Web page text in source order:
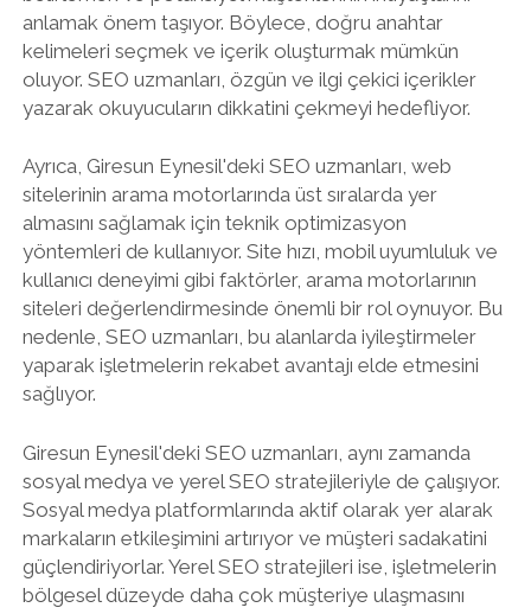
anlamak önem taşıyor. Böylece, doğru anahtar
kelimeleri seçmek ve içerik oluşturmak mümkün
oluyor. SEO uzmanları, özgün ve ilgi çekici içerikler
yazarak okuyucuların dikkatini çekmeyi hedefliyor.
Ayrıca, Giresun Eynesil'deki SEO uzmanları, web
sitelerinin arama motorlarında üst sıralarda yer
almasını sağlamak için teknik optimizasyon
yöntemleri de kullanıyor. Site hızı, mobil uyumluluk ve
kullanıcı deneyimi gibi faktörler, arama motorlarının
siteleri değerlendirmesinde önemli bir rol oynuyor. Bu
nedenle, SEO uzmanları, bu alanlarda iyileştirmeler
yaparak işletmelerin rekabet avantajı elde etmesini
sağlıyor.
Giresun Eynesil'deki SEO uzmanları, aynı zamanda
sosyal medya ve yerel SEO stratejileriyle de çalışıyor.
Sosyal medya platformlarında aktif olarak yer alarak
markaların etkileşimini artırıyor ve müşteri sadakatini
güçlendiriyorlar. Yerel SEO stratejileri ise, işletmelerin
bölgesel düzeyde daha çok müşteriye ulaşmasını